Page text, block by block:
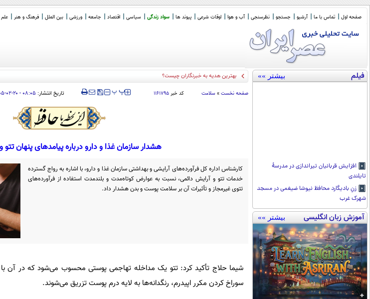
صفحه اول تماس با ما آرشیو جستجو نظرسنجی آب و هوا اوقات شرعی پیوند ها سواد زندگی سیاسی اقتصاد جامعه ورزشی بین الملل فرهنگ و هنر
فیلم بیشتر »»
افزایش قربانیان تیراندازی در مدرسۀ
تایلندی
زنِ بادیگارد محافظ نیوشا ضیغمی در مسجد
شهرک غرب
آموزش زبان انگلیسی بیشتر »»
باقر خرا_
صفحه نخست » سلامت کد خبر ۱۱۶۱۷۹۵ ‍‍‍ پ پ تاریخ انتشار: ۰۸:۰۵ - ۲۰-۰۲-۱۴۰۵
هشدار سازمان غذا و دارو درباره پیامدهای پنهان
کارشناس اداره کل فرآورده‌های آرایشی و بهداشتی سازمان غذا و دارو، با اشاره به رواج گسترده
خدمات تتو و آرایش دائمی، نسبت به عوارض کوتاه‌مدت و بلندمدت استفاده از فرآورده‌های
تتوی غیرمجاز و تأثیرات آن بر سلامت پوست و بدن هشدار داد.
شیما حلاج تأکید کرد: تتو یک مداخله تهاجمی پوستی محسوب می‌شود که در آن با
سوراخ کردن مکرر اپیدرم، رنگدانه‌ها به لایه درم پوست تزریق می‌شوند.